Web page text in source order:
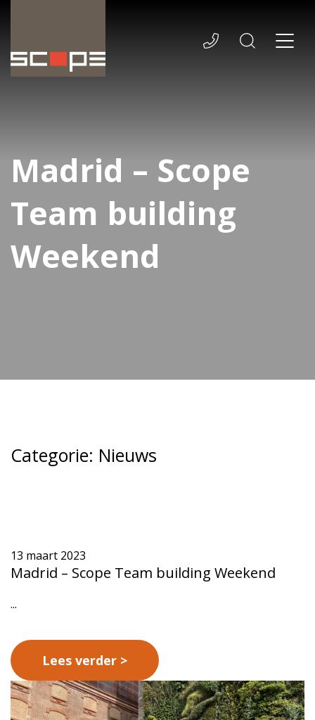
Madrid – Scope
Team building
Weekend
Categorie: Nieuws
13 maart 2023
Madrid – Scope Team building Weekend
...
Lees verder